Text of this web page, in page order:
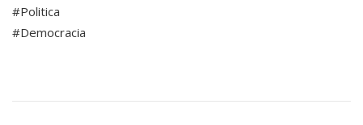
#Politica
#Democracia